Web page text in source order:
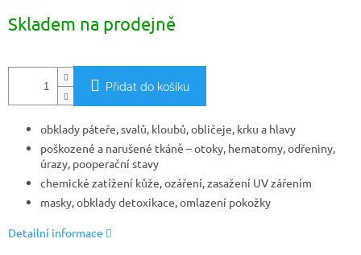
cena:
Skladem na prodejně
Přidat do košíku
obklady páteře, svalů, kloubů, obličeje, krku a hlavy
poškozené a narušené tkáně – otoky, hematomy, odřeniny,
úrazy, pooperační stavy
chemické zatížení kůže, ozáření, zasažení UV zářením
masky, obklady detoxikace, omlazení pokožky
Detailní informace